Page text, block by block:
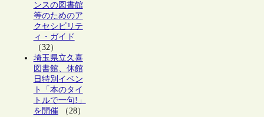
ンスの図書館
等のためのア
クセシビリテ
ィ・ガイド
（32）
埼玉県立久喜
図書館、休館
日特別イベン
ト「本のタイ
トルで一句!」
を開催（28）